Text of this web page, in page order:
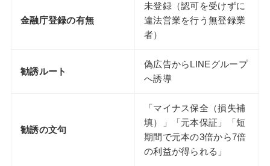
金融庁登録の有無
未登録（認可を受けずに
違法営業を行う無登録業
者）
勧誘ルート
偽広告からLINEグループ
へ誘導
勧誘の文句
「マイナス保全（損失補
填）」「元本保証」「短
期間で元本の3倍から7倍
の利益が得られる」